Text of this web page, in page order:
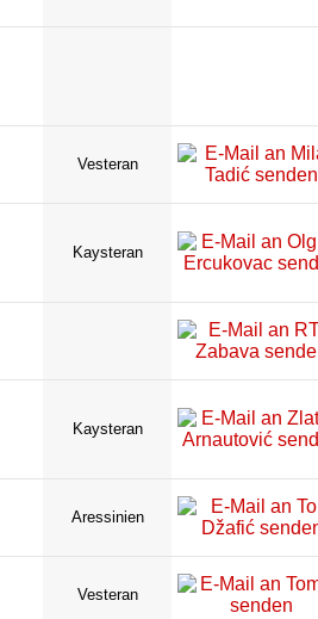
Vesteran
Kaysteran
Kaysteran
Aressinien
Vesteran